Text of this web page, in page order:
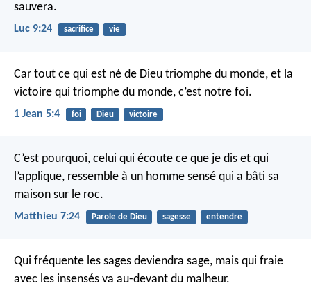
sauvera.
Luc 9:24 sacrifice vie
Car tout ce qui est né de Dieu triomphe du monde, et la
victoire qui triomphe du monde, c’est notre foi.
1 Jean 5:4 foi Dieu victoire
C’est pourquoi, celui qui écoute ce que je dis et qui
l’applique, ressemble à un homme sensé qui a bâti sa
maison sur le roc.
Matthieu 7:24 Parole de Dieu sagesse entendre
Qui fréquente les sages deviendra sage, mais qui fraie
avec les insensés va au-devant du malheur.